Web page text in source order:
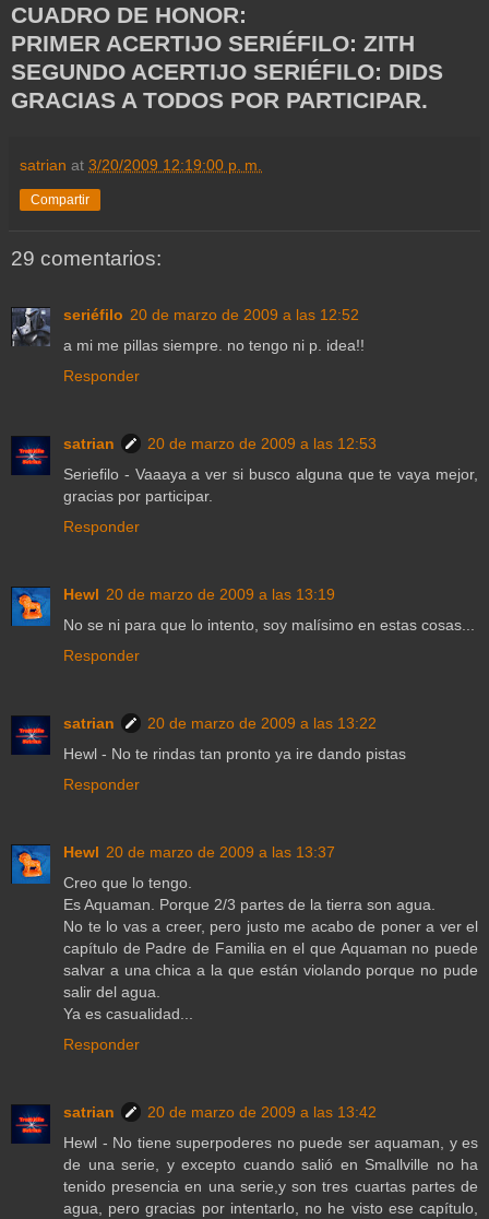
CUADRO DE HONOR:
PRIMER ACERTIJO SERIÉFILO: ZITH
SEGUNDO ACERTIJO SERIÉFILO: DIDS
GRACIAS A TODOS POR PARTICIPAR.
satrian at 3/20/2009 12:19:00 p. m.
Compartir
29 comentarios:
seriéfilo 20 de marzo de 2009 a las 12:52
a mi me pillas siempre. no tengo ni p. idea!!
Responder
satrian
20 de marzo de 2009 a las 12:53
Seriefilo - Vaaaya a ver si busco alguna que te vaya mejor,
gracias por participar.
Responder
Hewl 20 de marzo de 2009 a las 13:19
No se ni para que lo intento, soy malísimo en estas cosas...
Responder
satrian
20 de marzo de 2009 a las 13:22
Hewl - No te rindas tan pronto ya ire dando pistas
Responder
Hewl 20 de marzo de 2009 a las 13:37
Creo que lo tengo.
Es Aquaman. Porque 2/3 partes de la tierra son agua.
No te lo vas a creer, pero justo me acabo de poner a ver el
capítulo de Padre de Familia en el que Aquaman no puede
salvar a una chica a la que están violando porque no pude
salir del agua.
Ya es casualidad...
Responder
satrian
20 de marzo de 2009 a las 13:42
Hewl - No tiene superpoderes no puede ser aquaman, y es
de una serie, y excepto cuando salió en Smallville no ha
tenido presencia en una serie,y son tres cuartas partes de
agua, pero gracias por intentarlo, no he visto ese capítulo,